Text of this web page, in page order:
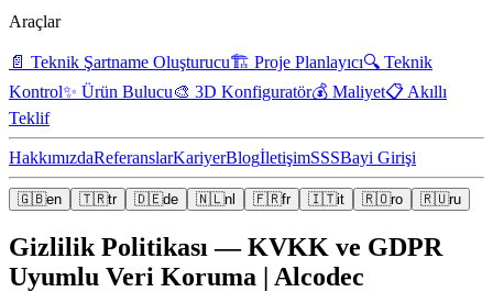
Araçlar
📄 Teknik Şartname Oluşturucu🏗️ Proje Planlayıcı🔍 Teknik
Kontrol✨ Ürün Bulucu🎨 3D Konfiguratör💰 Maliyet📋 Akıllı
Teklif
HakkımızdaReferanslarKariyerBlogİletişimSSSBayi Girişi
🇬🇧en 🇹🇷tr 🇩🇪de 🇳🇱nl 🇫🇷fr 🇮🇹it 🇷🇴ro 🇷🇺ru
Gizlilik Politikası — KVKK ve GDPR
Uyumlu Veri Koruma | Alcodec